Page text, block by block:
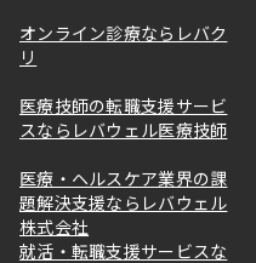
オンライン診療ならレバク
リ
医療技師の転職支援サービ
スならレバウェル医療技師
医療・ヘルスケア業界の課
題解決支援ならレバウェル
株式会社
就活・転職支援サービスな